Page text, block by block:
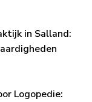
in Salland:
Logopedie: